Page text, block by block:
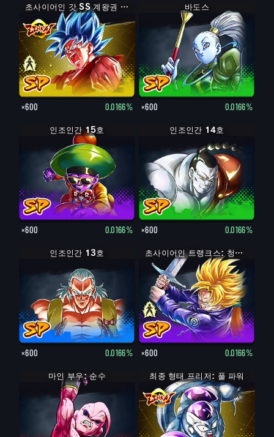
초사이어인 갓 SS 손오공초사이어인 갓 SS 계왕권 손오공
×600 0.0166%
바도스
×600 0.0166%
인조인간 15호
×600 0.0166%
인조인간 14호
×600 0.0166%
인조인간 13호
×600 0.0166%
트랭크스: 청년기 초사이어인 트랭크스: 청년기
×600 0.0166%
마인 부우: 순수 최종 형태 프리저: 풀 파워